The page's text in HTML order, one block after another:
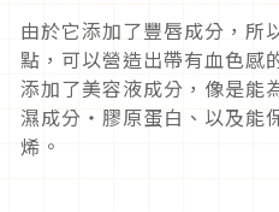
由於它添加了豐唇成分，所
點，可以營造出帶有血色感
添加了美容液成分，像是能
濕成分・膠原蛋白、以及能
烯。